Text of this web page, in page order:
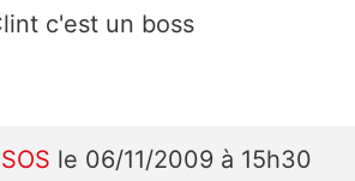
c'est un boss
SOS le 06/11/2009 à 15h30